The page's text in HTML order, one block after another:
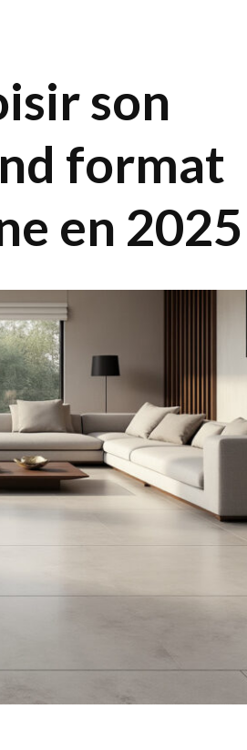
son
format
en 2025